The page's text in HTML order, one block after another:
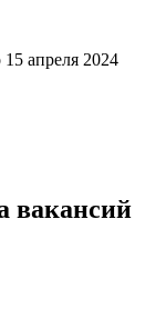
15 апреля 2024
вакансий